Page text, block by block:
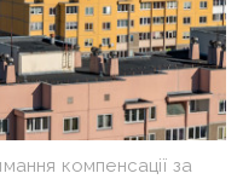
компенсації за